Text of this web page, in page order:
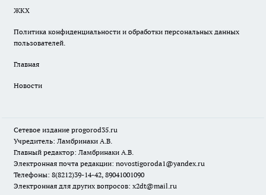
ЖКХ
Политика конфиденциальности и обработки персональных данных
пользователей.
Главная
Новости
Сетевое издание progorod35.ru
Учредитель: Ламбринаки А.В.
Главный редактор: Ламбринаки А.В.
Электронная почта редакции: novostigoroda1@yandex.ru
Телефоны: 8(8212)39-14-42, 89041001090
Электронная для других вопросов: x2dt@mail.ru